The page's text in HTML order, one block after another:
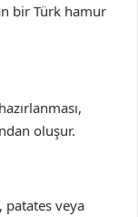
bir Türk hamur
oluşur.
patates veya